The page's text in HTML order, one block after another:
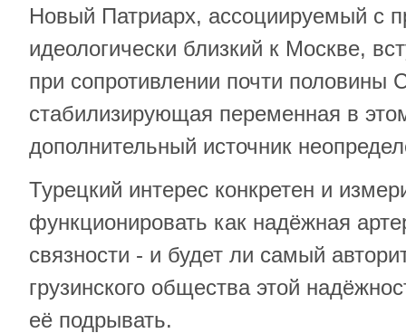
Новый Патриарх, ассоциируемый с
идеологически близкий к Москве,
при сопротивлении почти половины
стабилизирующая переменная в
дополнительный источник
Турецкий интерес конкретен и
функционировать как надёжная
связности - и будет ли самый
грузинского общества этой
её подрывать.